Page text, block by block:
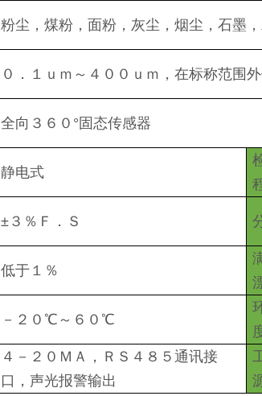
粉尘，煤粉，面粉，灰尘，烟尘，石墨
０．１ｕｍ～４００ｕｍ，在标称范围
全向３６０°固态传感器
静电式
±３％Ｆ．Ｓ
低于１％
－２０℃～６０℃
４－２０ＭＡ，ＲＳ４８５通讯接
口，声光报警输出